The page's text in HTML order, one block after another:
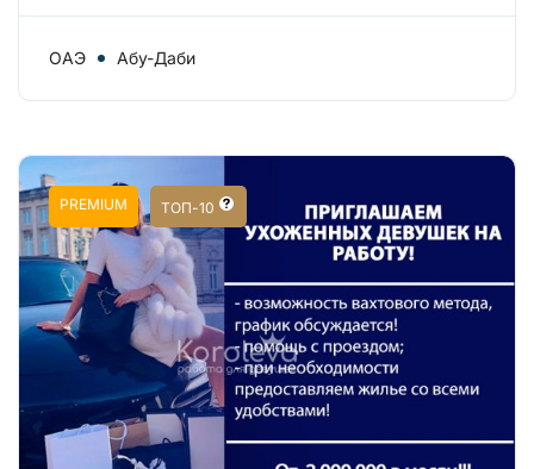
ОАЭ Абу-Даби
PREMIUM ТОП-10